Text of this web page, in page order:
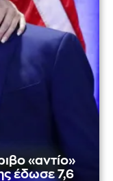
«αντίο»
έδωσε 7,6